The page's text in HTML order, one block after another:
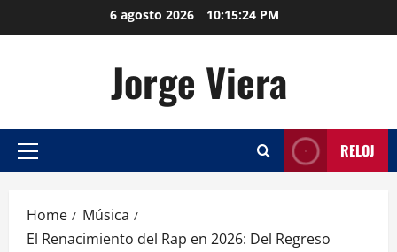
to
6 agosto 2026 10:15:25 PM
Jorge Viera
Primary
RELOJ
Home
Música
El Renacimiento del Rap en 2026: Del Regreso